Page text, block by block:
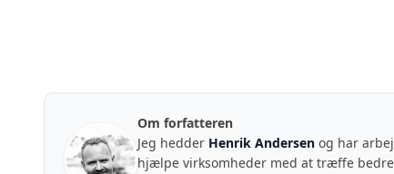
Om forfatteren
Jeg hedder Henrik Andersen og har
hjælpe virksomheder med at træffe